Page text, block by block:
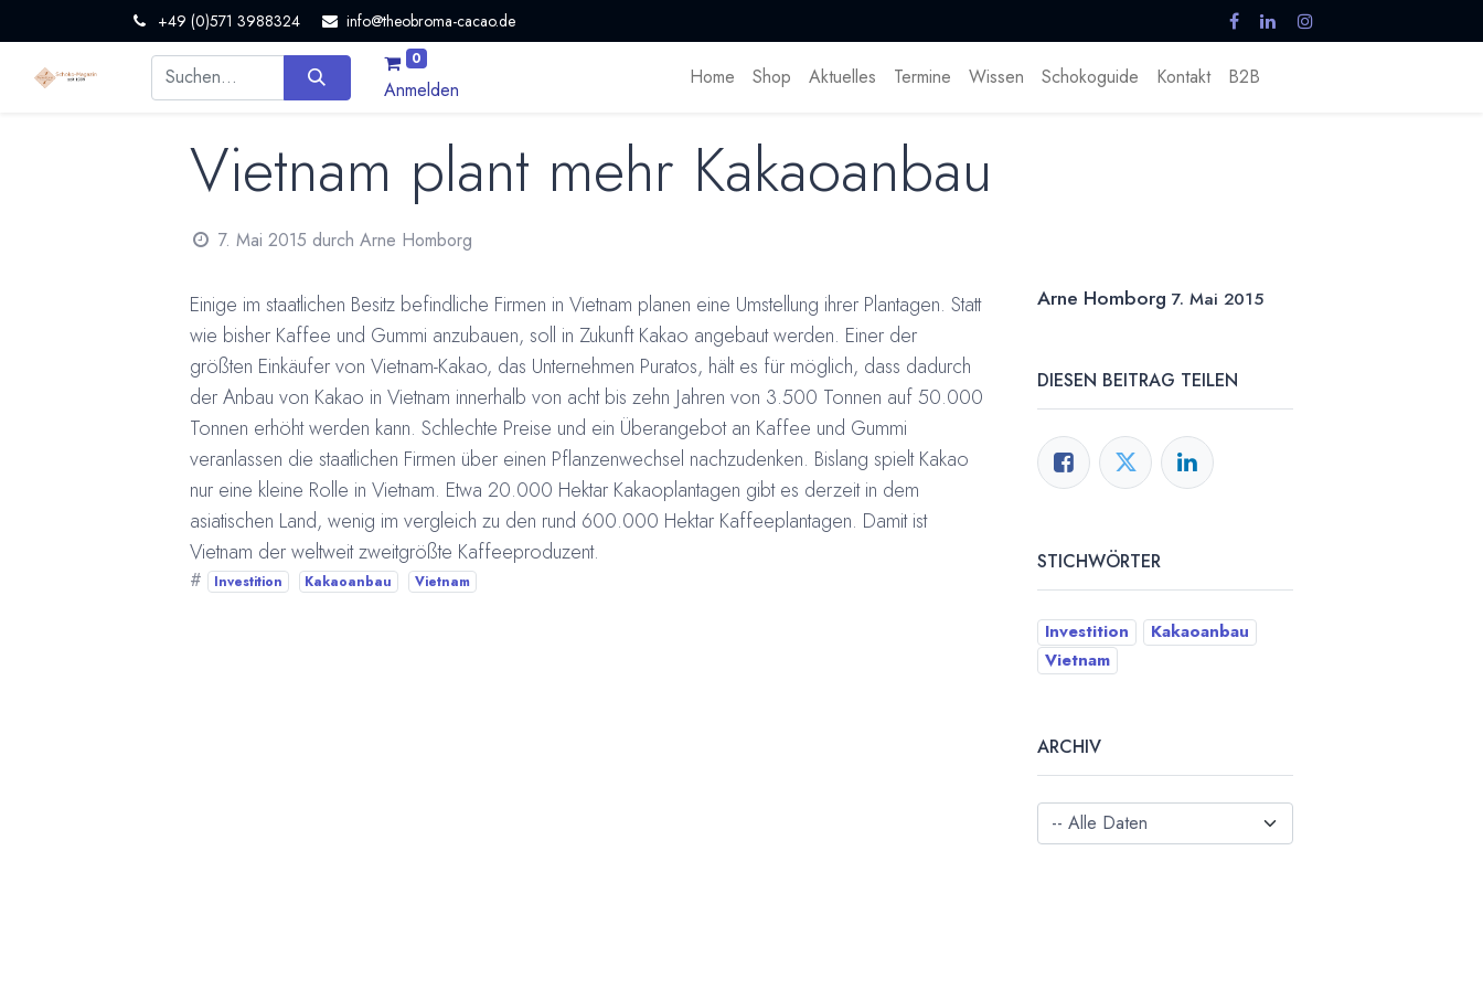
+49 (0)571 3988324 info@theobroma-cacao.de
0
Anmelden
Home Shop Aktuelles Termine Wissen Schokoguide Kontakt B2B
Vietnam plant mehr Kakaoanbau
7. Mai 2015 durch Arne Homborg
Einige im staatlichen Besitz befindliche Firmen in Vietnam planen eine Umstellung ihrer Plantagen. Statt
wie bisher Kaffee und Gummi anzubauen, soll in Zukunft Kakao angebaut werden. Einer der
größten Einkäufer von Vietnam-Kakao, das Unternehmen Puratos, hält es für möglich, dass dadurch
der Anbau von Kakao in Vietnam innerhalb von acht bis zehn Jahren von 3.500 Tonnen auf 50.000
Tonnen erhöht werden kann. Schlechte Preise und ein Überangebot an Kaffee und Gummi
veranlassen die staatlichen Firmen über einen Pflanzenwechsel nachzudenken. Bislang spielt Kakao
nur eine kleine Rolle in Vietnam. Etwa 20.000 Hektar Kakaoplantagen gibt es derzeit in dem
asiatischen Land, wenig im vergleich zu den rund 600.000 Hektar Kaffeeplantagen. Damit ist
Vietnam der weltweit zweitgrößte Kaffeeproduzent.
# Investition Kakaoanbau Vietnam
Arne Homborg 7. Mai 2015
DIESEN BEITRAG TEILEN
STICHWÖRTER
Investition
Kakaoanbau
Vietnam
ARCHIV